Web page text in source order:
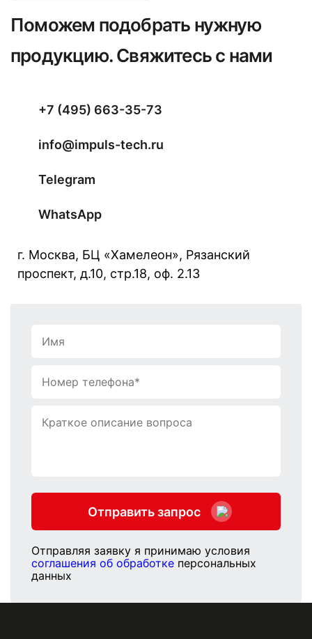
Поможем подобрать нужную
продукцию. Свяжитесь с нами
+7 (495) 663-35-73
Telegram
info@impuls-tech.ru
WhatsApp
г. Москва, БЦ «Хамелеон», Рязанский
проспект, д.10, стр.18, оф. 2.13
Отправить запрос
Отправляя заявку я принимаю условия
соглашения об обработке персональных
данных